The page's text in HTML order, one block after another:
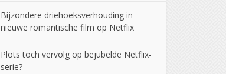
Bijzondere driehoeksverhouding in
nieuwe romantische film op Netflix
Plots toch vervolg op bejubelde Netflix-
serie?